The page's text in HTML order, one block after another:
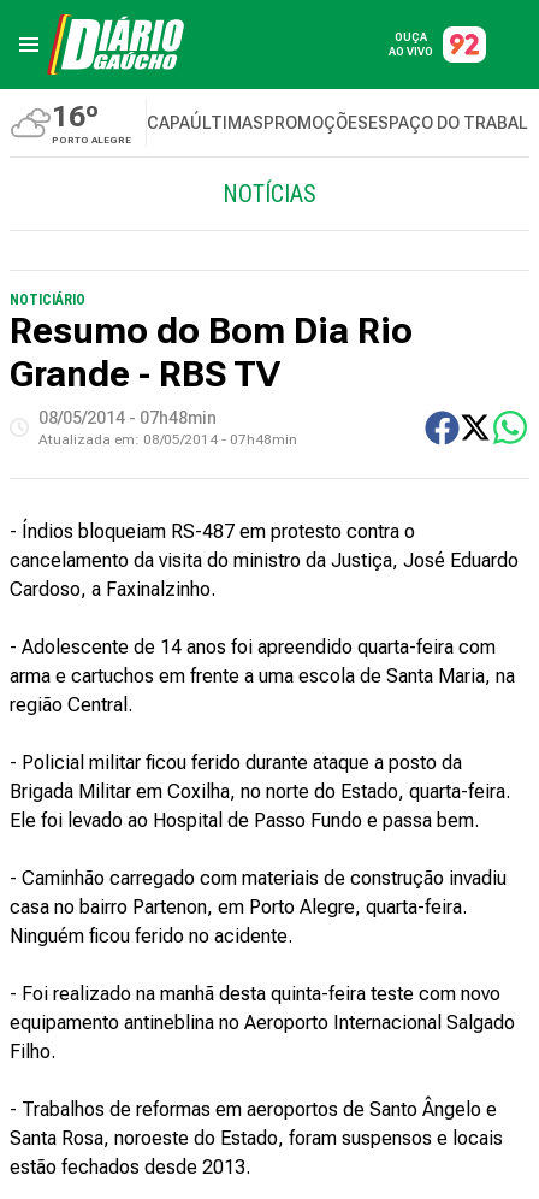
OUÇA
AO VIVO
16º
PORTO ALEGRE
CAPAÚLTIMASPROMOÇÕESESPAÇO DO
NOTÍCIAS
NOTICIÁRIO
Resumo do Bom Dia Rio
Grande - RBS TV
08/05/2014 - 07h48min
Atualizada em: 08/05/2014 - 07h48min
- Índios bloqueiam RS-487 em protesto contra o
cancelamento da visita do ministro da Justiça, José Eduardo
Cardoso, a Faxinalzinho.
- Adolescente de 14 anos foi apreendido quarta-feira com
arma e cartuchos em frente a uma escola de Santa Maria, na
região Central.
- Policial militar ficou ferido durante ataque a posto da
Brigada Militar em Coxilha, no norte do Estado, quarta-feira.
Ele foi levado ao Hospital de Passo Fundo e passa bem.
- Caminhão carregado com materiais de construção invadiu
casa no bairro Partenon, em Porto Alegre, quarta-feira.
Ninguém ficou ferido no acidente.
- Foi realizado na manhã desta quinta-feira teste com novo
equipamento antineblina no Aeroporto Internacional Salgado
Filho.
- Trabalhos de reformas em aeroportos de Santo Ângelo e
Santa Rosa, noroeste do Estado, foram suspensos e locais
estão fechados desde 2013.